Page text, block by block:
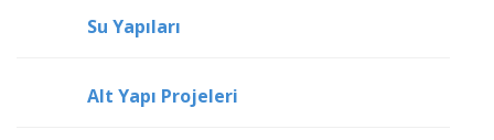
Su Yapıları
Alt Yapı Projeleri